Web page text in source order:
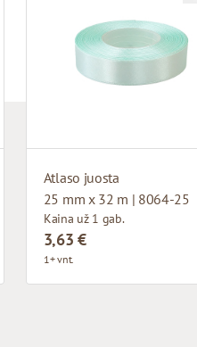
Atlaso juosta
25 mm x 32 m | 8064-25
Kaina už 1 gab.
3,63 €
1+ vnt.